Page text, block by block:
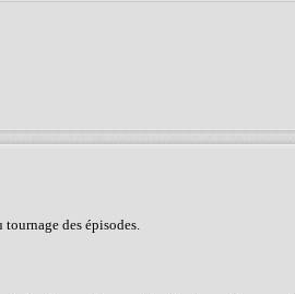
des épisodes.